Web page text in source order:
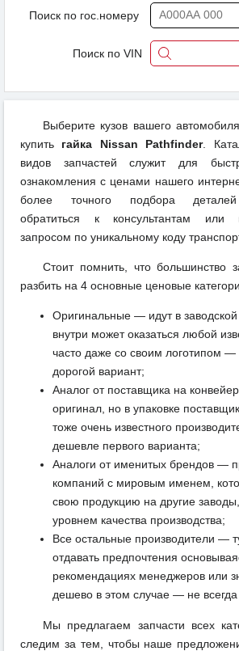
Поиск по гос.номеру
Поиск по VIN
Выберите кузов вашего
купить гайка Nissan Pathfinder.
видов запчастей служит для
ознакомления с ценами нашего
более точного подбора
обратиться к консультантам или
запросом по уникальному коду
Стоит помнить, что большинство
разбить на 4 основные ценовые
Оригинальные — идут в
внутри может оказаться любой
часто даже со своим логотипом —
дорогой вариант;
Аналог от поставщика на
оригинал, но в упаковке
тоже очень известного
дешевле первого варианта;
Аналоги от именитых брендов —
компаний с мировым именем,
свою продукцию на другие
уровнем качества производства;
Все остальные производители —
отдавать предпочтения
рекомендациях менеджеров или
дешево в этом случае — не всегда
Мы предлагаем запчасти всех
следим за тем, чтобы наше